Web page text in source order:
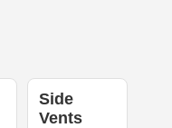
Side
Vents